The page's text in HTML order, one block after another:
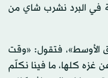
في البرد نشرب شاي من
الأوسط»، فتقول: «وقت
غزه كلها، ما فينا نكلّم